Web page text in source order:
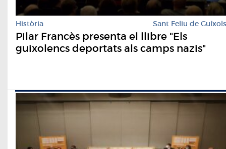
Història Sant Feliu de Guíxols
Pilar Francès presenta el llibre "Els
guixolencs deportats als camps nazis"